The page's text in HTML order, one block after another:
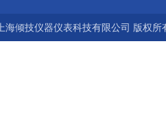
上海倾技仪器仪表科技有限公司 版权